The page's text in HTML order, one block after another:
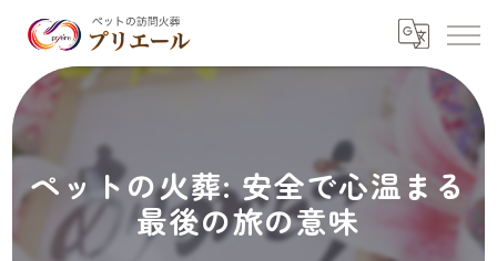
ペットの火葬: 安全で心温まる
最後の旅の意味